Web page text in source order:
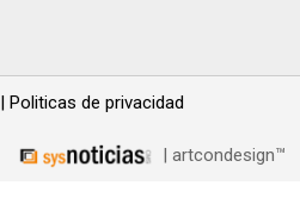
Politicas de privacidad
| artcondesign™